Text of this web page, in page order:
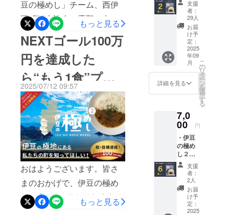
切なお知らせです。NEXT
ゴールの100万円には届きま
せんでしたが…ご支援いた
だいた皆さま全員に「＋1
食」プレゼントを実施いた
します！！これまでのご支
援・応援への感謝の気持ち
を込めて、全力で準備を進
めてまいります。どうぞ楽
しみにお待ちくださいま
せ！■製造・発送スケジュー
ルについて現在、皆さまに
お届けするための製造と準
備を、スパイスカレー業界
介させていただきます！
【船でしか行けない、伊豆
の秘境ビーチ】「ヒリゾ
浜」は、毎年夏季限定でし
か渡ることのできない特別
なビーチです。南伊豆町の
中木地区から出航する渡し
船に乗って5分、切り立った
断崖と森に囲まれた入江に
広がるこの浜は、まるで海
外リゾートのような透明度
を誇ります。足元の岩や魚
がくっきりと見えるほどの
海の透明度は日本屈指とも
称され、毎年全国から多く
豆の極めし」チーム、西伊
豆町観光協会・鷹野と申し
ます。早いもので、このプ
ロジェクトも4日で
CAMPFIRE掲載終了。温か
い声もいただき、伊豆西南
海岸のことを知ってくださ
る方が増えてとても嬉しく
感じています。たくさんの
応援購入ありがとうござい
ます。今回の活動レポート
は、西伊豆町より、「潮か
つお」について、ご紹介し
たいと思います。潮かつお
は国内でも唯一、西伊豆町
もっと見る
NEXTゴール100万
円を達成した
ら“もう1食”プレ
ゼント！ 最後まで
一緒に広げてくだ
さい
2025/07/12 09:57
おはようございます。皆さ
まのおかげで、伊豆の極め
し2プロジェクトはたくさん
の温かいご支援をいただ
もっと見る
ドア＆フー
ドメディア
として最
枚） ・
「伊豆
の極め
し」
チーム
よりお
礼の
メッ
セージ
・送料
南伊豆
野菜の
潮かつ
おカ
レー〜
（1食約
200g）
×２食
セット
・特製
ソトレ
シピス
カー
（商品
サイ
ズ：
8cm×8
cm、数
量：1
枚） ・
「伊豆
の極め
し」
チーム
よりお
支援
者：
29人
お届
け予
定：
2025
年09
月
詳細を見る
こ
の
リ
タ
ー
ン
を
選
択
す
る
7,0
00 円
・伊豆
の極め
し２〜
桜葉と
南伊豆
野菜の
潮かつ
おカ
レー〜
（1食約
支援
者：
2人
お届
け予
定：
2025